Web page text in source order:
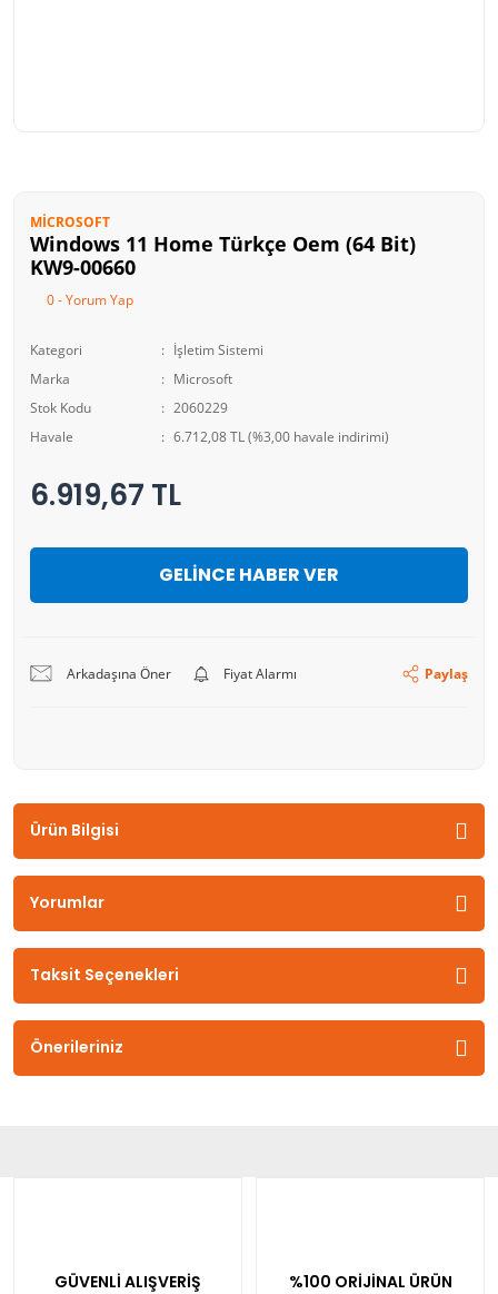
MICROSOFT
Windows 11 Home Türkçe Oem (64 Bit)
KW9-00660
0 - Yorum Yap
Kategori
İşletim Sistemi
Marka
Microsoft
Stok Kodu
2060229
Havale
6.712,08 TL (%3,00 havale indirimi)
6.919,67 TL
GELİNCE HABER VER
Arkadaşına Öner Fiyat Alarmı Paylaş
Ürün Bilgisi
Yorumlar
Taksit Seçenekleri
Önerileriniz
GÜVENLİ ALIŞVERİŞ %100 ORİJİNAL ÜRÜN